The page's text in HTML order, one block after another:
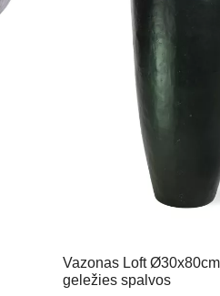
Vazonas Loft
geležies spalvos